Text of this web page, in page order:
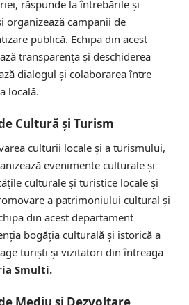
răspunde la întrebările și
organizează campanii de
publică. Echipa din acest
transparența și deschiderea
dialogul și colaborarea între
locală.
Cultură și Turism
culturii locale și a turismului,
evenimente culturale și
culturale și turistice locale și
a patrimoniului cultural și
din acest departament
bogăția culturală și istorică a
turiști și vizitatori din întreaga
Smulti.